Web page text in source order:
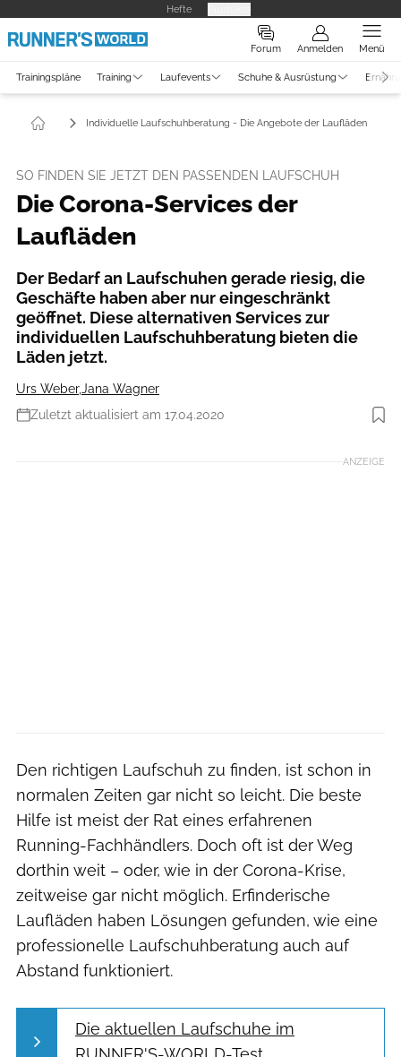
Hefte
Forum Anmelden Menü
Trainingspläne Training Laufevents Schuhe & Ausrüstung
Individuelle Laufschuhberatung - Die Angebote der Laufläden
SO FINDEN SIE JETZT DEN PASSENDEN LAUFSCHUH
Die Corona-Services der
Laufläden
Der Bedarf an Laufschuhen gerade riesig, die
Geschäfte haben aber nur eingeschränkt
geöffnet. Diese alternativen Services zur
individuellen Laufschuhberatung bieten die
Läden jetzt.
Urs Weber,Jana Wagner
Zuletzt aktualisiert am 17.04.2020
Foto: Frankfurter Laufshop
ANZEIGE
Den richtigen Laufschuh zu finden, ist schon in
normalen Zeiten gar nicht so leicht. Die beste
Hilfe ist meist der Rat eines erfahrenen
Running-Fachhändlers. Doch oft ist der Weg
dorthin weit – oder, wie in der Corona-Krise,
zeitweise gar nicht möglich. Erfinderische
Laufläden haben Lösungen gefunden, wie eine
professionelle Laufschuhberatung auch auf
Abstand funktioniert.
Die aktuellen Laufschuhe im